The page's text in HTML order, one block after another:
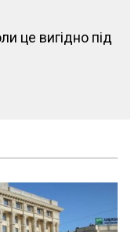
це вигідно під